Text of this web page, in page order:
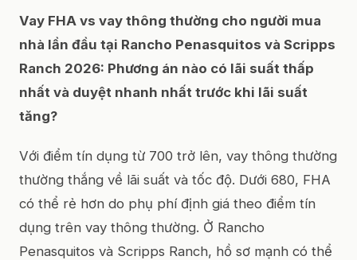
Vay FHA vs vay thông thường cho người mua
nhà lần đầu tại Rancho Penasquitos và Scripps
Ranch 2026: Phương án nào có lãi suất thấp
nhất và duyệt nhanh nhất trước khi lãi suất
tăng?
Với điểm tín dụng từ 700 trở lên, vay thông thường
thường thắng về lãi suất và tốc độ. Dưới 680, FHA
có thể rẻ hơn do phụ phí định giá theo điểm tín
dụng trên vay thông thường. Ở Rancho
Penasquitos và Scripps Ranch, hồ sơ mạnh có thể